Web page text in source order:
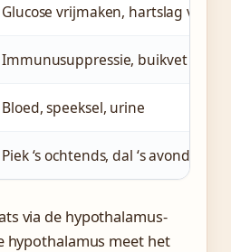
Glucose vrijmaken, hartslag
Immunusuppressie, buikvet
Bloed, speeksel, urine
Piek ‘s ochtends, dal ‘s avonds
via de hypothalamus-
hypothalamus meet het